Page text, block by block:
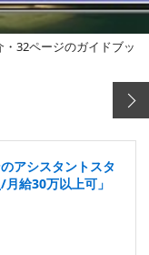
・32ページのガイドブッ
アシスタントスタ
給30万以上可」